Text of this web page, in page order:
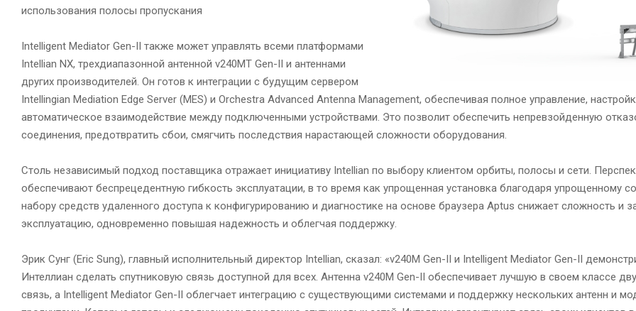
использования полосы пропускания
Intelligent Mediator Gen-II также может управлять всеми платформами
Intellian NX, трехдиапазонной антенной v240MT Gen-II и антеннами
других производителей. Он готов к интеграции с будущим сервером
Intellingian Mediation Edge Server (MES) и Orchestra Advanced Antenna Management, обеспечивая полное управление,
автоматическое взаимодействие между подключенными устройствами. Это позволит обеспечить непревзойденную
соединения, предотвратить сбои, смягчить последствия нарастающей сложности оборудования.
Столь независимый подход поставщика отражает инициативу Intellian по выбору клиентом орбиты, полосы и сети.
обеспечивают беспрецедентную гибкость эксплуатации, в то время как упрощенная установка благодаря упрощенному
набору средств удаленного доступа к конфигурированию и диагностике на основе браузера Aptus снижает сложность и
эксплуатацию, одновременно повышая надежность и облегчая поддержку.
Эрик Сунг (Eric Sung), главный исполнительный директор Intellian, сказал: «v240M Gen-II и Intelligent Mediator Gen-II
Интеллиан сделать спутниковую связь доступной для всех. Антенна v240M Gen-II обеспечивает лучшую в своем классе
связь, а Intelligent Mediator Gen-II облегчает интеграцию с существующими системами и поддержку нескольких антенн и